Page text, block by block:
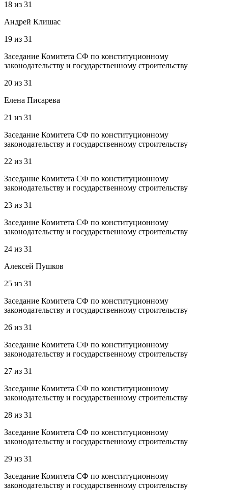
18 из 31
Андрей Клишас
19 из 31
Заседание Комитета СФ по конституционному
законодательству и государственному строительству
20 из 31
Елена Писарева
21 из 31
Заседание Комитета СФ по конституционному
законодательству и государственному строительству
22 из 31
Заседание Комитета СФ по конституционному
законодательству и государственному строительству
23 из 31
Заседание Комитета СФ по конституционному
законодательству и государственному строительству
24 из 31
Алексей Пушков
25 из 31
Заседание Комитета СФ по конституционному
законодательству и государственному строительству
26 из 31
Заседание Комитета СФ по конституционному
законодательству и государственному строительству
27 из 31
Заседание Комитета СФ по конституционному
законодательству и государственному строительству
28 из 31
Заседание Комитета СФ по конституционному
законодательству и государственному строительству
29 из 31
Заседание Комитета СФ по конституционному
законодательству и государственному строительству